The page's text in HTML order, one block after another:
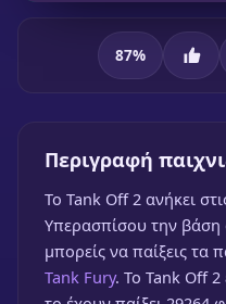
Tank Off 2
★87%🎮 1
Παίξε
87%
Περιγραφή
To Tank Off 2 ανήκει
Υπερασπίσου την βάση
μπορείς να παίξεις τα
Tank Fury. Το Tank Off 2